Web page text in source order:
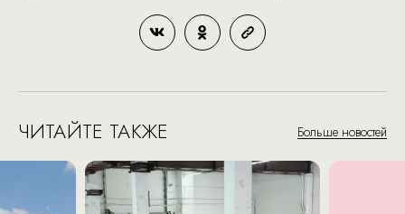
ЧИТАЙТЕ ТАКЖЕ Больше новостей